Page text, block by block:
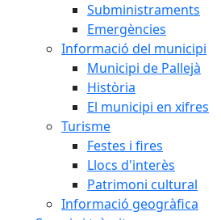
Subministraments
Emergències
Informació del municipi
Municipi de Pallejà
Història
El municipi en xifres
Turisme
Festes i fires
Llocs d'interès
Patrimoni cultural
Informació geogràfica